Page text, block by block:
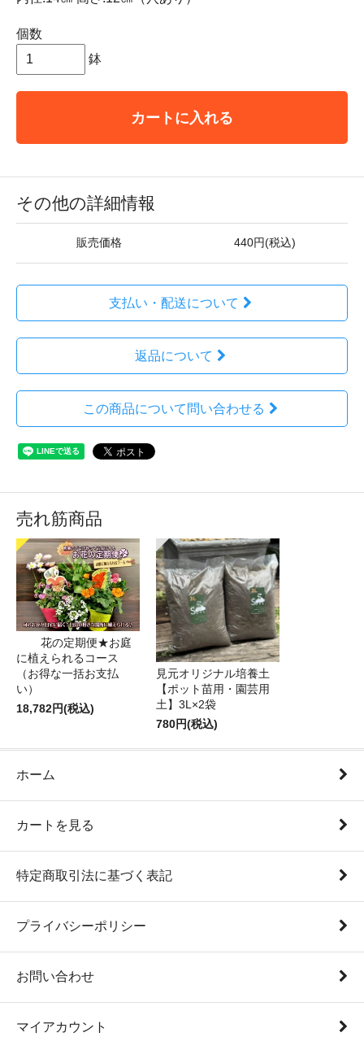
個数
鉢
カートに入れる
その他の詳細情報
販売価格 440円(税込)
支払い・配送について
返品について
この商品について問い合わせる
売れ筋商品
花の定期便★お庭
に植えられるコース
（お得な一括お支払
い）
18,782円(税込)
見元オリジナル培養土
【ポット苗用・園芸用
土】3L×2袋
780円(税込)
ホーム
カートを見る
特定商取引法に基づく表記
プライバシーポリシー
お問い合わせ
マイアカウント